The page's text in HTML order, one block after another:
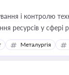
і контролю
ресурсів у сфері
Металургія